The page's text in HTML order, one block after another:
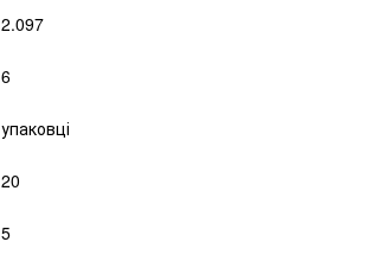
2.097
6
упаковці
20
5